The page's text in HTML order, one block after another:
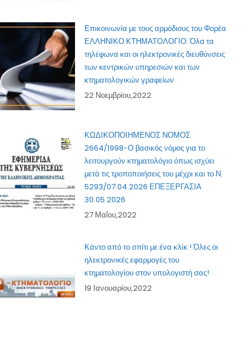
Επικοινωνία με τους αρμόδιους του Φορέα
ΕΛΛΗΝΙΚΟ ΚΤΗΜΑΤΟΛΟΓΙΟ: Όλα τα
τηλέφωνα και οι ηλεκτρονικές διευθύνσεις
των κεντρικών υπηρεσιών και των
κτηματολογικών γραφείων
22 Νοεμβρίου,2022
ΚΩΔΙΚΟΠΟΙΗΜΕΝΟΣ ΝΟΜΟΣ
2664/1998-Ο βασικός νόμος για το
λειτουργούν κτηματολόγιο όπως ισχύει
μετά τις τροποποιήσεις του μέχρι και το Ν.
5293/07.04.2026 ΕΠΕΞΕΡΓΑΣΙΑ
30.05.2026
27 Μαΐου,2022
Κάντο από το σπίτι με ένα κλίκ ! Όλες οι
ηλεκτρονικές εφαρμογές του
κτηματολογίου στον υπολογιστή σας!
19 Ιανουαρίου,2022